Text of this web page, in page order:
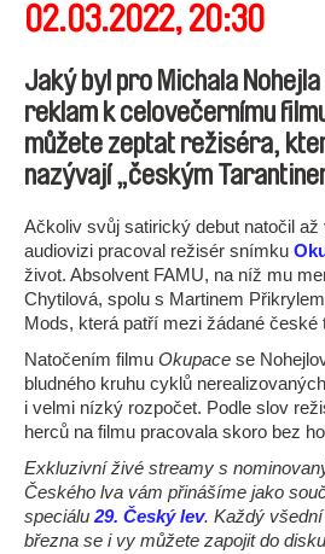
02.03.2022, 20:30
Jaký byl pro Michala
reklam k celovečernímu
můžete zeptat režiséra,
nazývají „českým
Ačkoliv svůj satirický debut natočil
audiovizi pracoval režisér snímku
život. Absolvent FAMU, na níž mu
Chytilová, spolu s Martinem
Mods, která patří mezi žádané české
Natočením filmu Okupace se
bludného kruhu cyklů
i velmi nízký rozpočet. Podle slov
herců na filmu pracovala skoro bez
Exkluzivní živé streamy s
Českého lva vám přinášíme jako
speciálu 29. Český lev. Každý všední
března se i vy můžete zapojit do